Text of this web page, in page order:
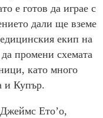
е готов да играе с
дали ще вземе
екип на
промени схемата
като много
и Купър.
Ето’о,